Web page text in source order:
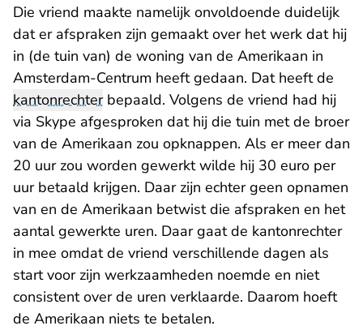
Die vriend maakte namelijk onvoldoende duidelijk
dat er afspraken zijn gemaakt over het werk dat hij
in (de tuin van) de woning van de Amerikaan in
Amsterdam-Centrum heeft gedaan. Dat heeft de
kantonrechterbepaald. Volgens de vriend had hij
via Skype afgesproken dat hij die tuin met de broer
van de Amerikaan zou opknappen. Als er meer dan
20 uur zou worden gewerkt wilde hij 30 euro per
uur betaald krijgen. Daar zijn echter geen opnamen
van en de Amerikaan betwist die afspraken en het
aantal gewerkte uren. Daar gaat de kantonrechter
in mee omdat de vriend verschillende dagen als
start voor zijn werkzaamheden noemde en niet
consistent over de uren verklaarde. Daarom hoeft
de Amerikaan niets te betalen.